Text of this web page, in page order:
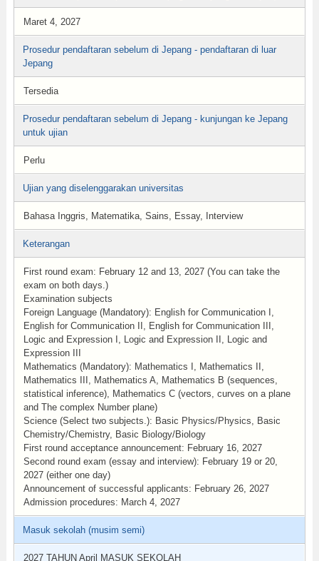
Maret 4, 2027
Prosedur pendaftaran sebelum di Jepang - pendaftaran di luar
Jepang
Tersedia
Prosedur pendaftaran sebelum di Jepang - kunjungan ke Jepang
untuk ujian
Perlu
Ujian yang diselenggarakan universitas
Bahasa Inggris, Matematika, Sains, Essay, Interview
Keterangan
First round exam: February 12 and 13, 2027 (You can take the
exam on both days.)
Examination subjects
Foreign Language (Mandatory): English for Communication I,
English for Communication II, English for Communication III,
Logic and Expression I, Logic and Expression II, Logic and
Expression III
Mathematics (Mandatory): Mathematics I, Mathematics II,
Mathematics III, Mathematics A, Mathematics B (sequences,
statistical inference), Mathematics C (vectors, curves on a plane
and The complex Number plane)
Science (Select two subjects.): Basic Physics/Physics, Basic
Chemistry/Chemistry, Basic Biology/Biology
First round acceptance announcement: February 16, 2027
Second round exam (essay and interview): February 19 or 20,
2027 (either one day)
Announcement of successful applicants: February 26, 2027
Admission procedures: March 4, 2027
Masuk sekolah (musim semi)
2027 TAHUN April MASUK SEKOLAH